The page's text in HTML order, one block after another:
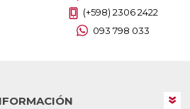
(+598) 2306 2422
093 798 033